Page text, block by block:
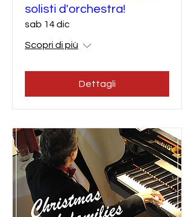
solisti d'orchestra!
sab 14 dic
Scopri di più
Dettagli